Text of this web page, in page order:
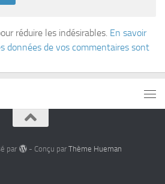
réduire les indésirables. En savoir
données de vos commentaires sont
par - Conçu par Thème Hueman